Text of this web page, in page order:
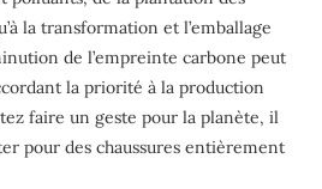
la transformation et l’emballage
de l’empreinte carbone peut
la priorité à la production
faire un geste pour la planète, il
pour des chaussures entièrement